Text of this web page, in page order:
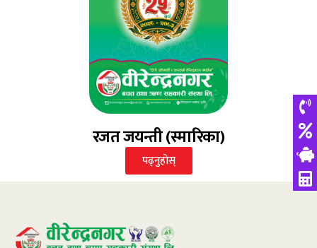
रजत जयन्ती (स्मारिका)
पढ्नुहोस्